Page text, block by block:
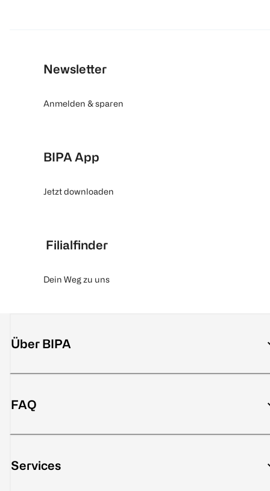
Newsletter
Anmelden & sparen
BIPA App
Jetzt downloaden
Filialfinder
Dein Weg zu uns
Über BIPA
FAQ
Services